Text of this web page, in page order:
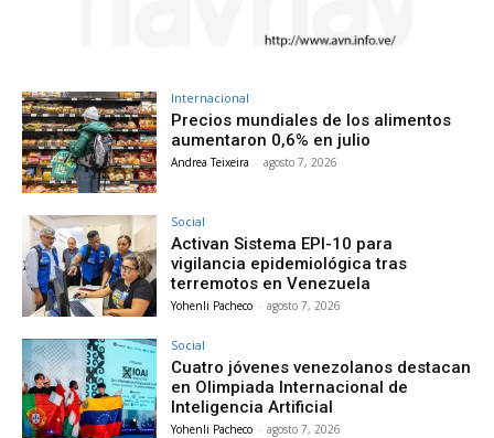
Internacional
Precios mundiales de los alimentos
aumentaron 0,6% en julio
Andrea Teixeira - agosto 7, 2026
Social
Activan Sistema EPI-10 para
vigilancia epidemiológica tras
terremotos en Venezuela
Yohenli Pacheco - agosto 7, 2026
Social
Cuatro jóvenes venezolanos destacan
en Olimpiada Internacional de
Inteligencia Artificial
Yohenli Pacheco - agosto 7, 2026